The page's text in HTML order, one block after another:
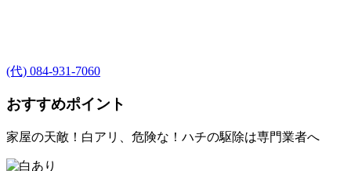
(代) 084-931-7060
おすすめポイント
家屋の天敵！白アリ、危険な！ハチの駆除は専門業者へ